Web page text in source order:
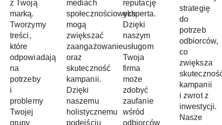
z Twoją
marką.
Tworzymy
treści,
które
odpowiadają
na
potrzeby
i
problemy
Twojej
grupy
mediach
społecznościowych
mogą
zwiększać
zaangażowanie
oraz
skuteczność
kampanii.
Dzięki
naszemu
holistycznemu
podejściu
reputację
eksperta.
Dzięki
naszym
usługom
Twoja
firma
może
zdobyć
zaufanie
wśród
odbiorców
strategię
do
potrzeb
odbiorców,
co
zwiększa
kampanii
i zwrot z
inwestycji.
Nasze